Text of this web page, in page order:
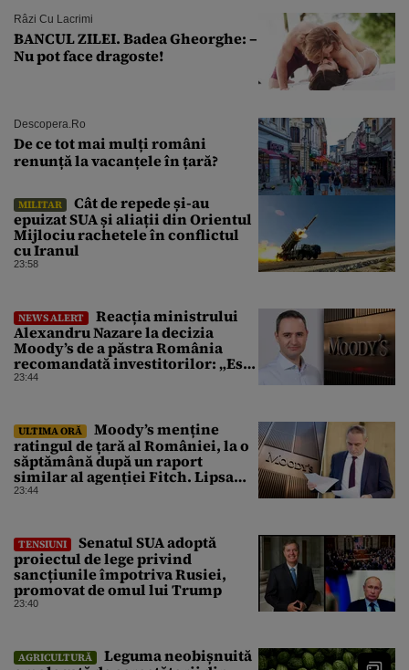
Râzi Cu Lacrimi
BANCUL ZILEI. Badea Gheorghe: –
Nu pot face dragoste!
Descopera.ro
De ce tot mai mulți români
renunță la vacanțele în țară?
MILITAR
Cât de repede și-au
epuizat SUA și aliații din Orientul
Mijlociu rachetele în conflictul
cu Iranul
23:58
NEWS ALERT
Reacția ministrului
Alexandru Nazare la decizia
Moody’s de a păstra România
recomandată investitorilor: „Este
un răgaz, dar în niciun caz un
23:44
ULTIMA ORĂ
Moody’s menține
ratingul de țară al României, la o
săptămână după un raport
similar al agenției Fitch. Lipsa
unui guvern cu puteri depline,
23:44
TENSIUNI
Senatul SUA adoptă
proiectul de lege privind
sancțiunile împotriva Rusiei,
promovat de omul lui Trump
23:40
AGRICULTURĂ
Leguma neobișnuită